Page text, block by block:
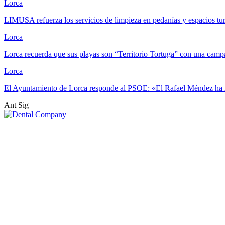
Lorca
LIMUSA refuerza los servicios de limpieza en pedanías y espacios
Lorca
Lorca recuerda que sus playas son “Territorio Tortuga” con una
Lorca
El Ayuntamiento de Lorca responde al PSOE: «El Rafael Méndez
Ant Sig